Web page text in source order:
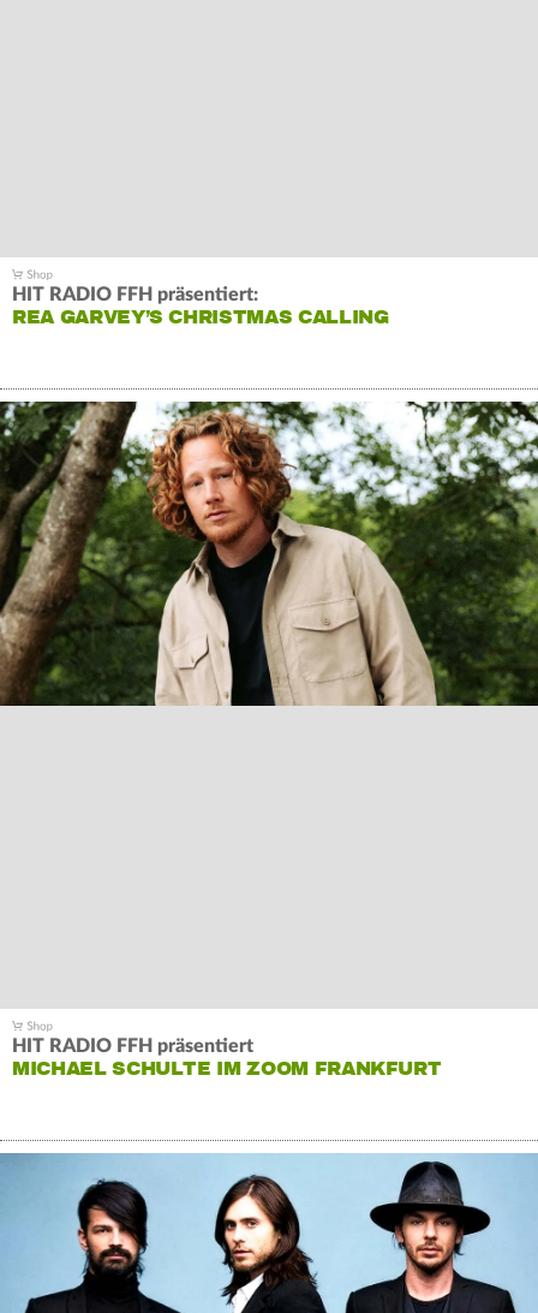
HIT RADIO FFH präsentiert:
REA GARVEY’S CHRISTMAS CALLING
HIT RADIO FFH präsentiert
MICHAEL SCHULTE IM ZOOM FRANKFURT